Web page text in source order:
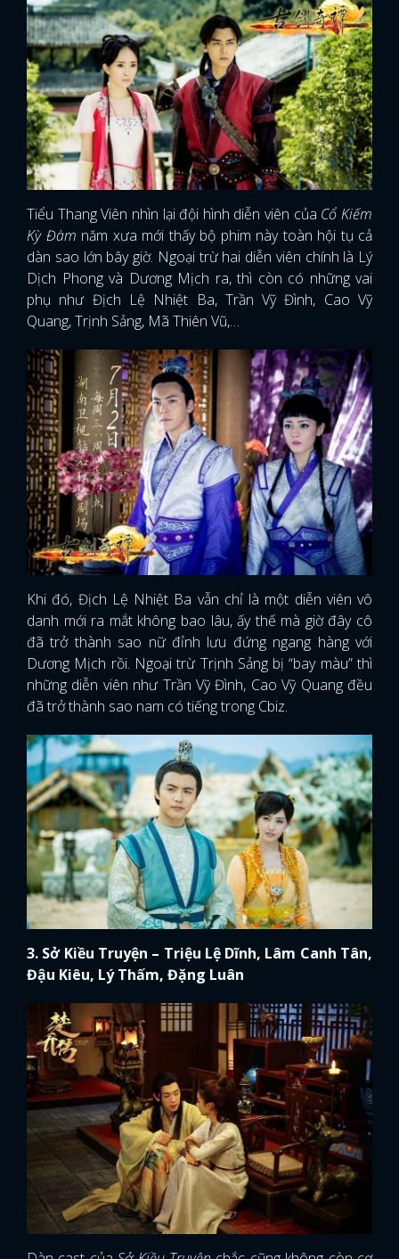
Tiểu Thang Viên nhìn lại đội hình diễn viên của Cổ Kiếm
Kỳ Đàm năm xưa mới thấy bộ phim này toàn hội tụ cả
dàn sao lớn bây giờ. Ngoại trừ hai diễn viên chính là Lý
Dịch Phong và Dương Mịch ra, thì còn có những vai
phụ như Địch Lệ Nhiệt Ba, Trần Vỹ Đình, Cao Vỹ
Quang, Trịnh Sảng, Mã Thiên Vũ,…
Khi đó, Địch Lệ Nhiệt Ba vẫn chỉ là một diễn viên vô
danh mới ra mắt không bao lâu, ấy thế mà giờ đây cô
đã trở thành sao nữ đỉnh lưu đứng ngang hàng với
Dương Mịch rồi. Ngoại trừ Trịnh Sảng bị “bay màu” thì
những diễn viên như Trần Vỹ Đình, Cao Vỹ Quang đều
đã trở thành sao nam có tiếng trong Cbiz.
3. Sở Kiều Truyện – Triệu Lệ Dĩnh, Lâm Canh Tân,
Đậu Kiêu, Lý Thấm, Đặng Luân